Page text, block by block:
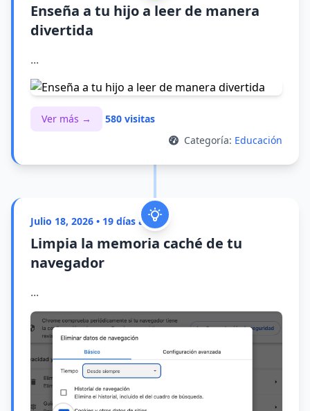
Enseña a tu hijo a leer de manera
divertida
...
Ver más →
580 visitas
Categoría: Educación
Julio 18, 2026 • 19 días atrás
Limpia la memoria caché de tu
navegador
...